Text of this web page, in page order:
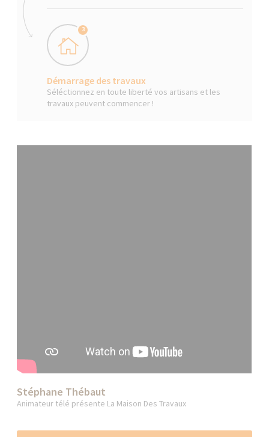
3
Démarrage des travaux
Séléctionnez en toute liberté vos artisans et les
travaux peuvent commencer !
Stéphane Thébaut
Animateur télé présente La Maison Des Travaux